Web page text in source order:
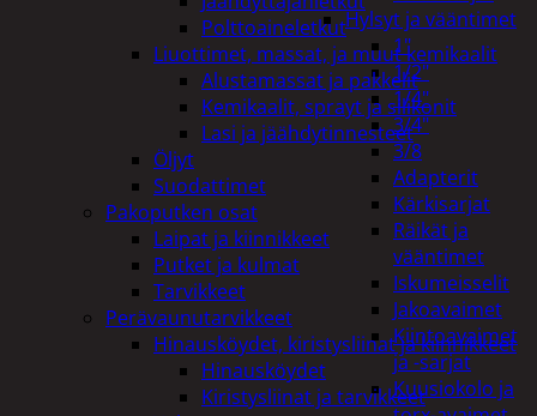
Hylsyt ja vääntimet
1"
1/2"
1/4"
3/4"
3/8
Adapterit
Kärkisarjat
Räikät ja
vääntimet
Iskumeisselit
Jakoavaimet
Kiintoavaimet
ja -sarjat
Kuusiokolo ja
Polttoaineletkut
Liuottimet, massat, ja muut kemikaalit
Alustamassat ja pakkelit
Kemikaalit, sprayt ja silikonit
Lasi ja jäähdytinnesteet
Öljyt
Suodattimet
Pakoputken osat
Laipat ja kiinnikkeet
Putket ja kulmat
Tarvikkeet
Perävaunutarvikkeet
Hinausköydet, kiristysliinat ja kiinnikkeet
Hinausköydet
Kiristysliinat ja tarvikkeet